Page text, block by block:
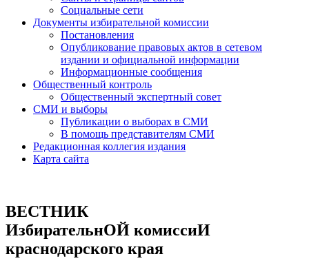
Социальные сети
Документы избирательной комиссии
Постановления
Опубликование правовых актов в сетевом
издании и официальной информации
Информационные сообщения
Общественный контроль
Общественный экспертный совет
СМИ и выборы
Публикации о выборах в СМИ
В помощь представителям СМИ
Редакционная коллегия издания
Карта сайта
ВЕСТНИК
ИзбирательнОЙ комиссиИ
краснодарского края